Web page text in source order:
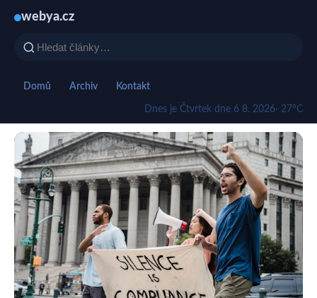
webya.cz
Domů Archiv Kontakt
Dnes je Čtvrtek dne 6 8. 2026· 27°C